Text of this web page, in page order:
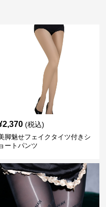
2,370 (税込)
脚魅せフェイクタイツ付きシ
ョートパンツ